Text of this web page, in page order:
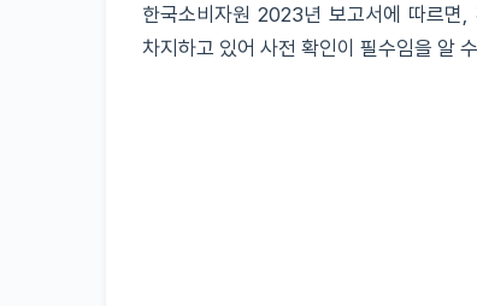
한국소비자원 2023년 보고서에 따르
차지하고 있어 사전 확인이 필수임을 알